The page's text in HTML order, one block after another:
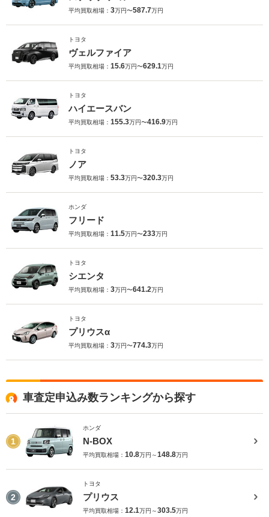
平均買取相場： 3万円〜587.7万円
トヨタ
ヴェルファイア
平均買取相場： 15.6万円〜629.1万円
トヨタ
ハイエースバン
平均買取相場： 155.3万円〜416.9万円
トヨタ
ノア
平均買取相場： 53.3万円〜320.3万円
ホンダ
フリード
平均買取相場： 11.5万円〜233万円
トヨタ
シエンタ
平均買取相場： 3万円〜641.2万円
トヨタ
プリウスα
平均買取相場： 3万円〜774.3万円
車査定申込み数ランキングから探す
1
ホンダ
N-BOX
平均買取相場： 10.8万円～148.8万円
2
トヨタ
プリウス
平均買取相場： 12.1万円～303.5万円